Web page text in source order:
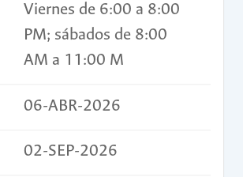
Viernes de 6:00 a 8:00
PM; sábados de 8:00
AM a 11:00 M
06-ABR-2026
02-SEP-2026